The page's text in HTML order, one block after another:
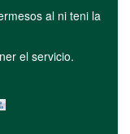
al ni teni la
el servicio.